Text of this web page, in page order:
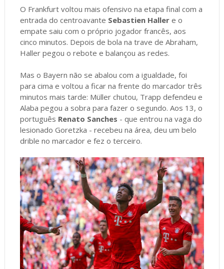
O Frankfurt voltou mais ofensivo na etapa final com a
entrada do centroavante Sebastien Hallere o
empate saiu com o próprio jogador francês, aos
cinco minutos. Depois de bola na trave de Abraham,
Haller pegou o rebote e balançou as redes.
Mas o Bayern não se abalou com a igualdade, foi
para cima e voltou a ficar na frente do marcador três
minutos mais tarde: Müller chutou, Trapp defendeu e
Alaba pegou a sobra para fazer o segundo. Aos 13, o
português Renato Sanches - que entrou na vaga do
lesionado Goretzka - recebeu na área, deu um belo
drible no marcador e fez o terceiro.